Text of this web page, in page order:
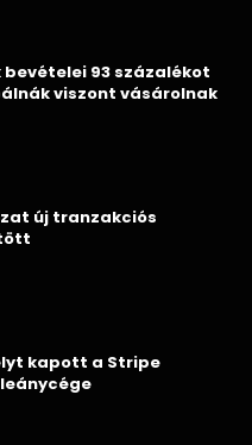
bevételei 93 százalékot
viszont vásárolnak
új tranzakciós
kapott a Stripe